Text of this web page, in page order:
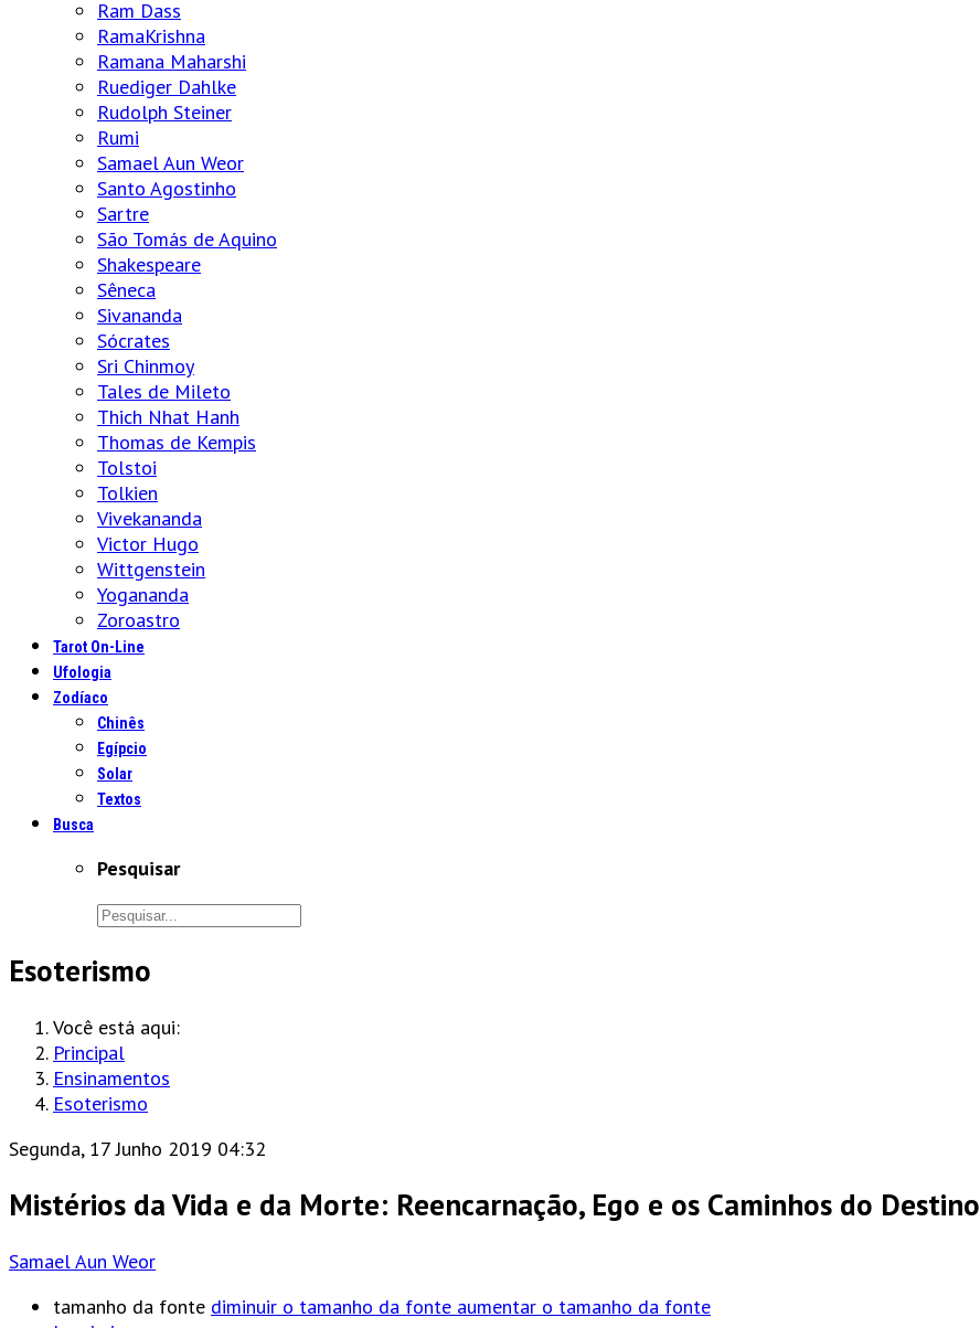
Ram Dass
RamaKrishna
Ramana Maharshi
Ruediger Dahlke
Rudolph Steiner
Rumi
Samael Aun Weor
Santo Agostinho
Sartre
São Tomás de Aquino
Shakespeare
Sêneca
Sivananda
Sócrates
Sri Chinmoy
Tales de Mileto
Thich Nhat Hanh
Thomas de Kempis
Tolstoi
Tolkien
Vivekananda
Victor Hugo
Wittgenstein
Yogananda
Zoroastro
Tarot On-Line
Ufologia
Zodíaco
Chinês
Egípcio
Solar
Textos
Busca
Pesquisar
Esoterismo
Você está aqui:
Principal
Ensinamentos
Esoterismo
Segunda, 17 Junho 2019 04:32
Mistérios da Vida e da Morte: Reencarnação, Ego e os Caminhos do Destino
Samael Aun Weor
tamanho da fonte diminuir o tamanho da fonte aumentar o tamanho da fonte